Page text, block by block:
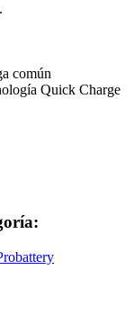
común
Quick Charge